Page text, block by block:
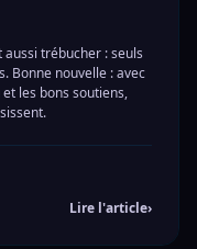
trébucher : seuls
Bonne nouvelle : avec
les bons soutiens,
Lire l'article›